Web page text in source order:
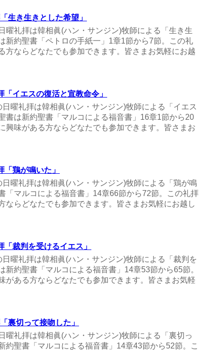
生き生きとした希望」
曜礼拝は韓相眞(ハン・サンジン)牧師による「生き生
新約聖書「ペトロの手紙一」1章1節から7節。この礼
方ならどなたでも参加できます。皆さまお気軽にお越
イエスの復活と宣教命令」
曜礼拝は韓相眞(ハン・サンジン)牧師による「イエス
書は新約聖書「マルコによる福音書」16章1節から20
興味がある方ならどなたでも参加できます。皆さまお
鶏が鳴いた」
曜礼拝は韓相眞(ハン・サンジン)牧師による「鶏が鳴
「マルコによる福音書」14章66節から72節。この礼拝
ならどなたでも参加できます。皆さまお気軽にお越し
裁判を受けるイエス」
曜礼拝は韓相眞(ハン・サンジン)牧師による「裁判を
新約聖書「マルコによる福音書」14章53節から65節。
がある方ならどなたでも参加できます。皆さまお気軽
裏切って接吻した」
曜礼拝は韓相眞(ハン・サンジン)牧師による「裏切っ
約聖書「マルコによる福音書」14章43節から52節。こ